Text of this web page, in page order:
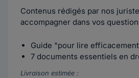
Contenus rédigés par nos
accompagner dans vos
Guide "pour lire
7 documents essentiels en
Livraison estimée :